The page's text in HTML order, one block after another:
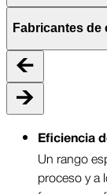
Fabricantes
Eficiencia
Un rango
proceso y a